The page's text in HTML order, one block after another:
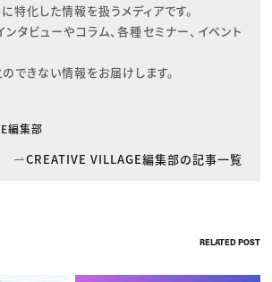
特化した情報を扱うメディアです。
タビューやコラム、各種セミナー、イベント
できない情報をお届けします。
編集部
CREATIVE VILLAGE編集部の記事一覧
RELATED POST